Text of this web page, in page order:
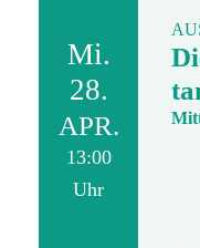
Mi.
28.
APR.
13:00
Uhr